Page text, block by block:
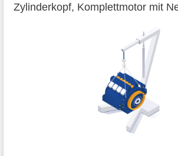
Zylinderkopf, Komplettmotor mit